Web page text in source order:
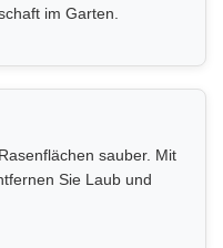
im Garten.
sauber. Mit
Sie Laub und